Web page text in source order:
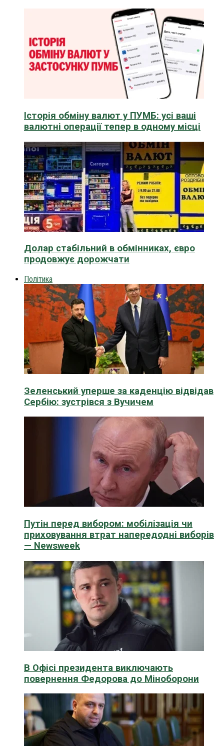
Історія обміну валют у ПУМБ: усі ваші
валютні операції тепер в одному місці
Долар стабільний в обмінниках, євро
продовжує дорожчати
Політика
Зеленський уперше за каденцію відвідав
Сербію: зустрівся з Вучичем
Путін перед вибором: мобілізація чи
приховування втрат напередодні виборів
— Newsweek
В Офісі президента виключають
повернення Федорова до Міноборони